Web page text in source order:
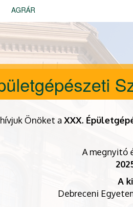
AGRÁR
Önöket a XXX.
A megnyitó
A
Debreceni